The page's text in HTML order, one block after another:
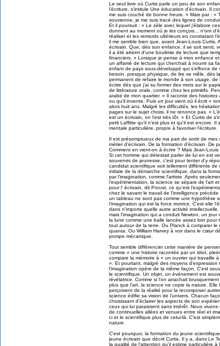
Le seul livre où Curtis parle un peu de son
l'écriture, s'intitule Une éducation d'écrivain. Il
me suis couché de bonne heure. » Mais par : «
souvienne, je me suis tracé des lignes de
Et il poursuit : « Le zèle avec lequel j'élabore
donnent au moment où je les conçois... n'ont
réaliser et les remords ultérieurs en constatant
il me semble bien que, avant Jean-Louis Curtis,
écrivain. Que, dès son enfance, il se soit senti,
il a été atteint d'une boulimie de lecture que
financiers. « Lorsque je pense à mon enfance
un affamé de lecture qui cherchait à nourrir sa
enfant de pays sous-développé qui s'efforce de
besoin, presque physique, de lire se mêle, dès
permanent de refaire le monde à son usage, de
écrire dès que j'ai su former des mots sur le
de littérature orale, comme chez les primitifs.
arabe de mon quartier. » Il raconte des
ou qu'il invente. Puis un jour vient où il écrit «
alors huit ans. Malgré les difficultés, les
pages sur le sujet choisi, il ne renonce pas. «
est un écrivain, on l'est très tôt. » Et Curtis de
petit Laffitte qu'il n'est plus et qu'il est encore. Il
mentale particulière, propre à favoriser l'écriture.
Il est présomptueux de ma part de sortir de
métier d'écrivain. De la formation d'écrivain. De
Comment en vient-on à écrire ? Mais Jean-
Si cet homme qui détestait parler de lui en est
souvenirs de jeunesse, c'est pour tenter d'y
candidat scientifique soit tellement différente
initiale de la démarche scientifique, dans la
par l'imagination, comme l'artiste. Après
l'expérimentation, la science se sépare de l'art
pour l' écrivain, dit Proust, ce qu'est
chez le savant le travail de l'intelligence
un tableau ne sont pas comme une hypothèse
l'imagination qui est la force motrice. C'est elle
dans n'importe quelle autre activité
mais l'imagination qui a conduit Newton, un
la lune comme une balle lancée assez loin
tout autour de la terre. Ou Planck à comparer
quanta. Ou William Harvey à voir dans le cœur
pompe mécanique.
Tout semble différencier cette manière de
comme « une histoire racontée par un idiot,
compare la mémoire à « un ouvrier qui travaille
». Et pourtant, malgré des moyens
l'imagination opère de la même façon. C'est
le scientifique. Un objet, un événement est
révélatrice. Comme si l'on arrachait
plus que l'art, la science ne copie la nature.
perçoivent de la réalité pour la recomposer
science édifie sa vision de l'univers. Chacun
choisissant d'éclairer les aspects de son
ceux qui lui paraissent sans intérêt. Nous
de continuelles allées et venues entre réel et
ci et le scientifique plus de celui-là. C'est
nature.
C'est pourquoi, la formation du jeune
jeune écrivain que décrit Curtis. Il y a, dans Le
la qualité de l'attention qu'il estime particulière